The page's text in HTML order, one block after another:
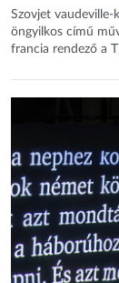
Szovjet vaudeville-
öngyilkos című
francia rendező a